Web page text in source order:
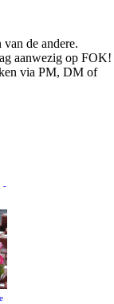
de andere.
aanwezig op FOK!
via PM, DM of
-